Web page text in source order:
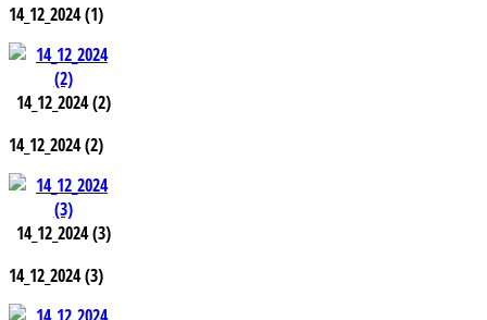
14_12_2024 (1)
14_12_2024 (2)
14_12_2024 (2)
14_12_2024 (3)
14_12_2024 (3)